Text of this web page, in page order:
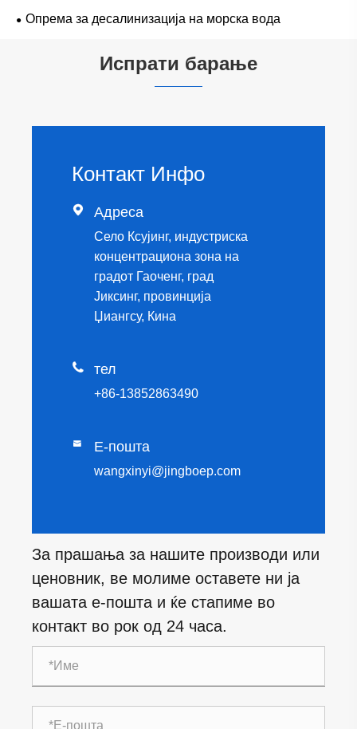
фармацевтска класа
Опрема за десалинизација на морска вода
Испрати барање
Контакт Инфо
 Адреса
Село Ксујинг, индустриска
концентрациона зона на
градот Гаоченг, град
Јиксинг, провинција
Џиангсу, Кина
 тел
+86-13852863490
 Е-пошта
wangxinyi@jingboep.com
За прашања за нашите производи или
ценовник, ве молиме оставете ни ја
вашата е-пошта и ќе стапиме во
контакт во рок од 24 часа.